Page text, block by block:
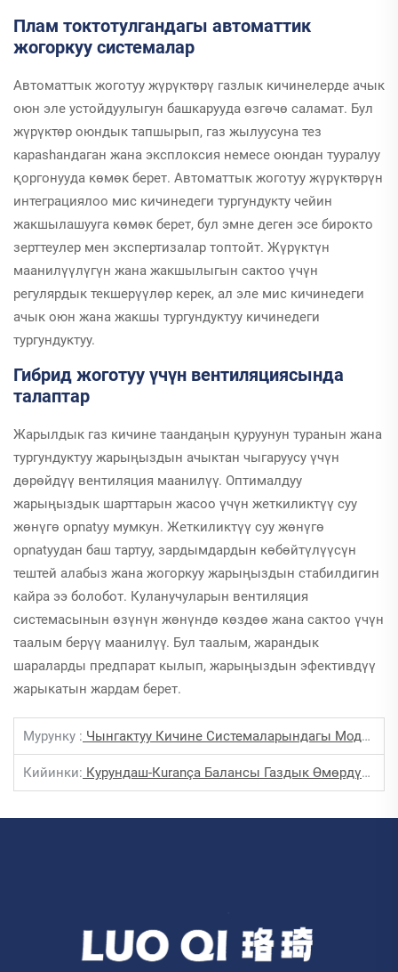
Плам токтотулгандагы автоматтик
жогоркуу системалар
Автоматтык жоготуу жүрүктөрү газлык кичинелерде ачык
оюн эле устойдуулыгун башкарууда өзгөчө саламат. Бул
жүрүктөр оюндык тапшырып, газ жылуусуна тез
карashaндаган жана эксплоксия немесе оюндан тууралуу
қоргонууда көмөк берет. Автоматтык жоготуу жүрүктөрүн
интеграциялоо мис кичинедеги тургундукту чейин
жакшылашууга көмөк берет, бул эмне деген эсе бирокто
зерттеулер мен экспертизалар топтойт. Жүрүктүн
маанилүүлүгүн жана жакшылыгын сактоо үчүн
регулярдык текшерүүлөр керек, ал эле мис кичинедеги
ачык оюн жана жакшы тургундуктуу кичинедеги
тургундуктуу.
Гибрид жоготуу үчүн вентиляциясында
талаптар
Жарылдык газ кичине таандаңын қуруунун туранын жана
тургундуктуу жарыңыздын ачыктан чыгаруусу үчүн
дөрөйдүү вентиляция маанилүү. Оптималдуу
жарыңыздык шарттарын жасоо үчүн жеткиликтүү суу
жөнүгө орnatуу мумкун. Жеткиликтүү суу жөнүгө
орnatуудан баш тартуу, зардымдардын көбөйтүлүүсүн
тештей алабыз жана жогоркуу жарыңыздын стабилдигин
кайра ээ болобот. Куланучуларын вентиляция
системасынын өзүнүн жөнүндө көздөө жана сактоо үчүн
таалым берүү маанилүү. Бул таалым, жарандык
шараларды предпарат кылып, жарыңыздын эфективдүү
жарыкатын жардам берет.
Мурунку : Чынгактуу Кичине Системаларындагы Модульдүү Компоненттер Газлык Грильдик Интеграциясы Үчүн
Кийинки: Курундаш-Кurança Балансы Газдык Өмөрдүк Топтуурасынын Жогорку Чамбарлашуу Камеры Инновациялары